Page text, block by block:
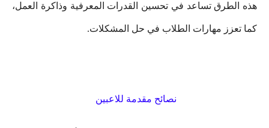
هذه الطرق تساعد في تحسين القدرات المعرفية وذاكرة العمل،
كما تعزز مهارات الطلاب في حل المشكلات.
نصائح مقدمة للاعبين